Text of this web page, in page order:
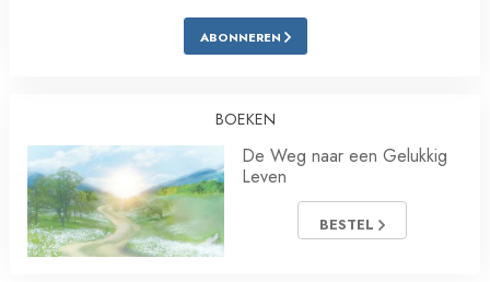
ABONNEREN
BOEKEN
De Weg naar een Gelukkig
Leven
BESTEL